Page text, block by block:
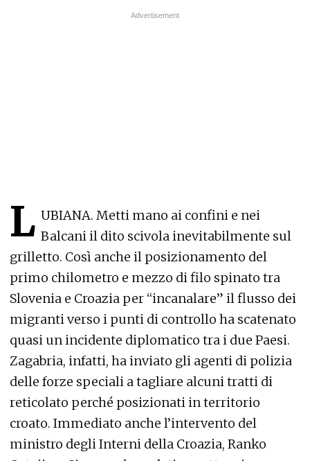
L UBIANA. Metti mano ai confini e nei
Balcani il dito scivola inevitabilmente sul
grilletto. Così anche il posizionamento del
primo chilometro e mezzo di filo spinato tra
Slovenia e Croazia per “incanalare” il flusso dei
migranti verso i punti di controllo ha scatenato
quasi un incidente diplomatico tra i due Paesi.
Zagabria, infatti, ha inviato gli agenti di polizia
delle forze speciali a tagliare alcuni tratti di
reticolato perché posizionati in territorio
croato. Immediato anche l’intervento del
ministro degli Interni della Croazia, Ranko